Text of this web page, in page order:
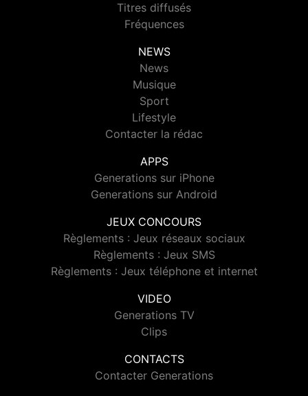
Titres diffusés
Fréquences
NEWS
News
Musique
Sport
Lifestyle
Contacter la rédac
APPS
Generations sur iPhone
Generations sur Android
JEUX CONCOURS
Règlements : Jeux réseaux sociaux
Règlements : Jeux SMS
Règlements : Jeux téléphone et internet
VIDEO
Generations TV
Clips
CONTACTS
Contacter Generations